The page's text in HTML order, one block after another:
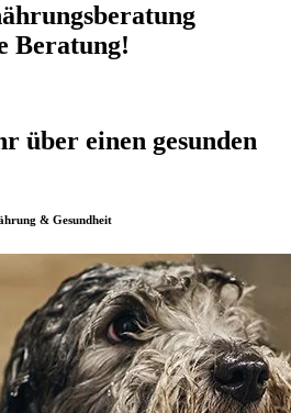
Beratung!
über einen gesunden
& Gesundheit